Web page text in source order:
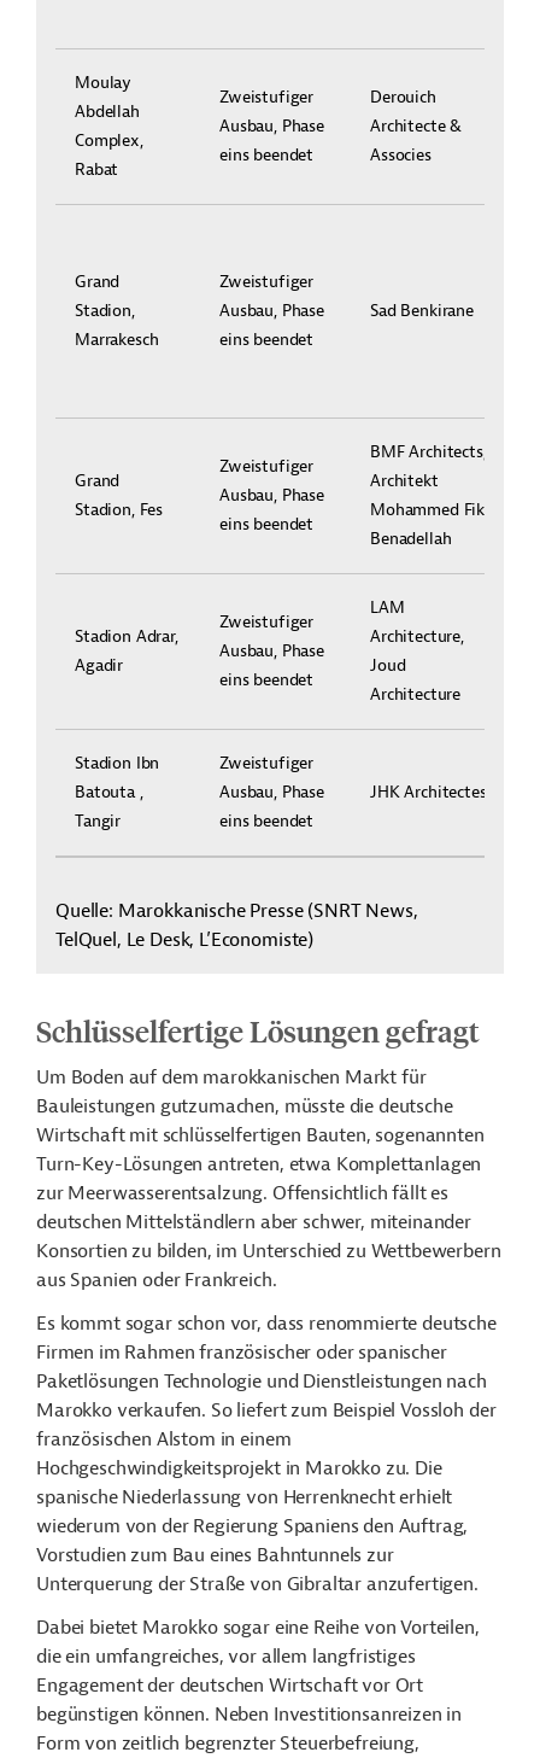
Moulay
Abdellah
Complex,
Rabat
Zweistufiger
Ausbau, Phase
eins beendet
Derouich
Architecte &
Associes
Grand
Stadion,
Marrakesch
Zweistufiger
Ausbau, Phase
eins beendet
Sad Benkirane
Grand
Stadion, Fes
Zweistufiger
Ausbau, Phase
eins beendet
BMF Architects,
Architekt
Mohammed Fikri
Benadellah
Stadion Adrar,
Agadir
Zweistufiger
Ausbau, Phase
eins beendet
LAM
Architecture,
Joud
Architecture
Stadion Ibn
Batouta ,
Tangir
Zweistufiger
Ausbau, Phase
eins beendet
JHK Architectes
Quelle: Marokkanische Presse (SNRT News,
TelQuel, Le Desk, L’Economiste)
Schlüsselfertige Lösungen gefragt
Um Boden auf dem marokkanischen Markt für
Bauleistungen gutzumachen, müsste die deutsche
Wirtschaft mit schlüsselfertigen Bauten, sogenannten
Turn-Key-Lösungen antreten, etwa Komplettanlagen
zur Meerwasserentsalzung. Offensichtlich fällt es
deutschen Mittelständlern aber schwer, miteinander
Konsortien zu bilden, im Unterschied zu Wettbewerbern
aus Spanien oder Frankreich.
Es kommt sogar schon vor, dass renommierte deutsche
Firmen im Rahmen französischer oder spanischer
Paketlösungen Technologie und Dienstleistungen nach
Marokko verkaufen. So liefert zum Beispiel Vossloh der
französischen Alstom in einem
Hochgeschwindigkeitsprojekt in Marokko zu. Die
spanische Niederlassung von Herrenknecht erhielt
wiederum von der Regierung Spaniens den Auftrag,
Vorstudien zum Bau eines Bahntunnels zur
Unterquerung der Straße von Gibraltar anzufertigen.
Dabei bietet Marokko sogar eine Reihe von Vorteilen,
die ein umfangreiches, vor allem langfristiges
Engagement der deutschen Wirtschaft vor Ort
begünstigen können. Neben Investitionsanreizen in
Form von zeitlich begrenzter Steuerbefreiung,